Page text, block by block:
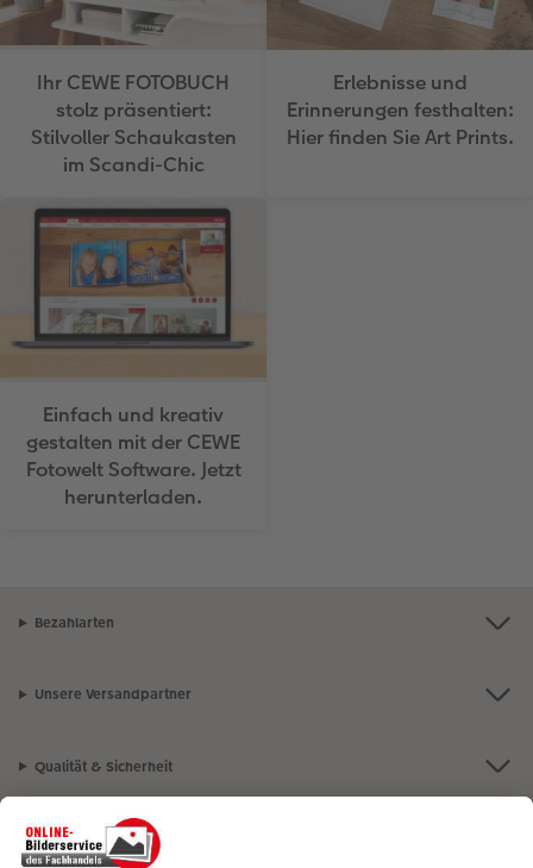
Ihr CEWE FOTOBUCH
stolz präsentiert:
Stilvoller Schaukasten
im Scandi-Chic
Erlebnisse und
Erinnerungen festhalten:
Hier finden Sie Art Prints.
Einfach und kreativ
gestalten mit der CEWE
Fotowelt Software. Jetzt
herunterladen.
Bezahlarten
Unsere Versandpartner
Qualität & Sicherheit
Nachhaltigkeit bei CEWE